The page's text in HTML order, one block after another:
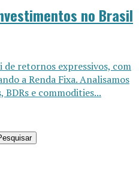
no Brasil
de retornos expressivos, com
a Renda Fixa. Analisamos
BDRs e commodities...